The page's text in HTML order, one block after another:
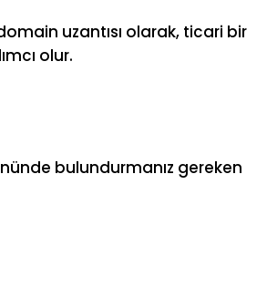
uzantısı olarak, ticari bir
olur.
bulundurmanız gereken